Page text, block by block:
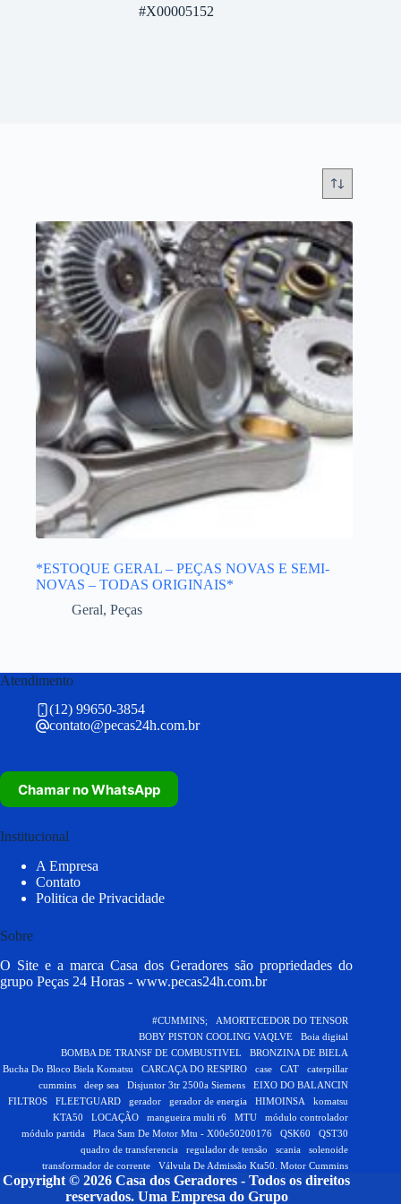
#X00005152
*ESTOQUE GERAL – PEÇAS NOVAS E SEMI-
NOVAS – TODAS ORIGINAIS*
Geral, Peças
Atendimento
(12) 99650-3854
contato@pecas24h.com.br
Chamar no WhatsApp
Institucional
A Empresa
Contato
Politica de Privacidade
Sobre
O Site e a marca Casa dos Geradores são propriedades do
grupo Peças 24 Horas - www.pecas24h.com.br
#CUMMINS;
AMORTECEDOR DO TENSOR
BOBY PISTON COOLING VAQLVE
Boia digital
BOMBA DE TRANSF DE COMBUSTIVEL
BRONZINA DE BIELA
Bucha Do Bloco Biela Komatsu
CARCAÇA DO RESPIRO case CAT
caterpillar
cummins
deep sea Disjuntor 3tr 2500a Siemens
EIXO DO BALANCIN
FILTROS
FLEETGUARD gerador gerador de energia HIMOINSA
komatsu
KTA50
LOCAÇÃO mangueira multi r6 MTU
módulo controlador
módulo partida
Placa Sam De Motor Mtu - X00e50200176 QSK60
QST30
quadro de transferencia
regulador de tensão scania
solenoide
transformador de corrente
Válvula De Admissão Kta50. Motor Cummins
Copyright © 2026 Casa dos Geradores - Todos os direitos
reservados. Uma Empresa do Grupo